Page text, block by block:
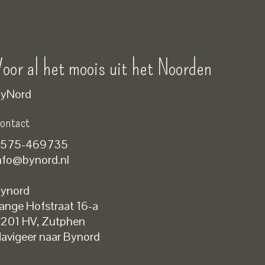
al het moois uit het Noorden
469735
Hofstraat 16-a
HV,Zutphen
naar Bynord